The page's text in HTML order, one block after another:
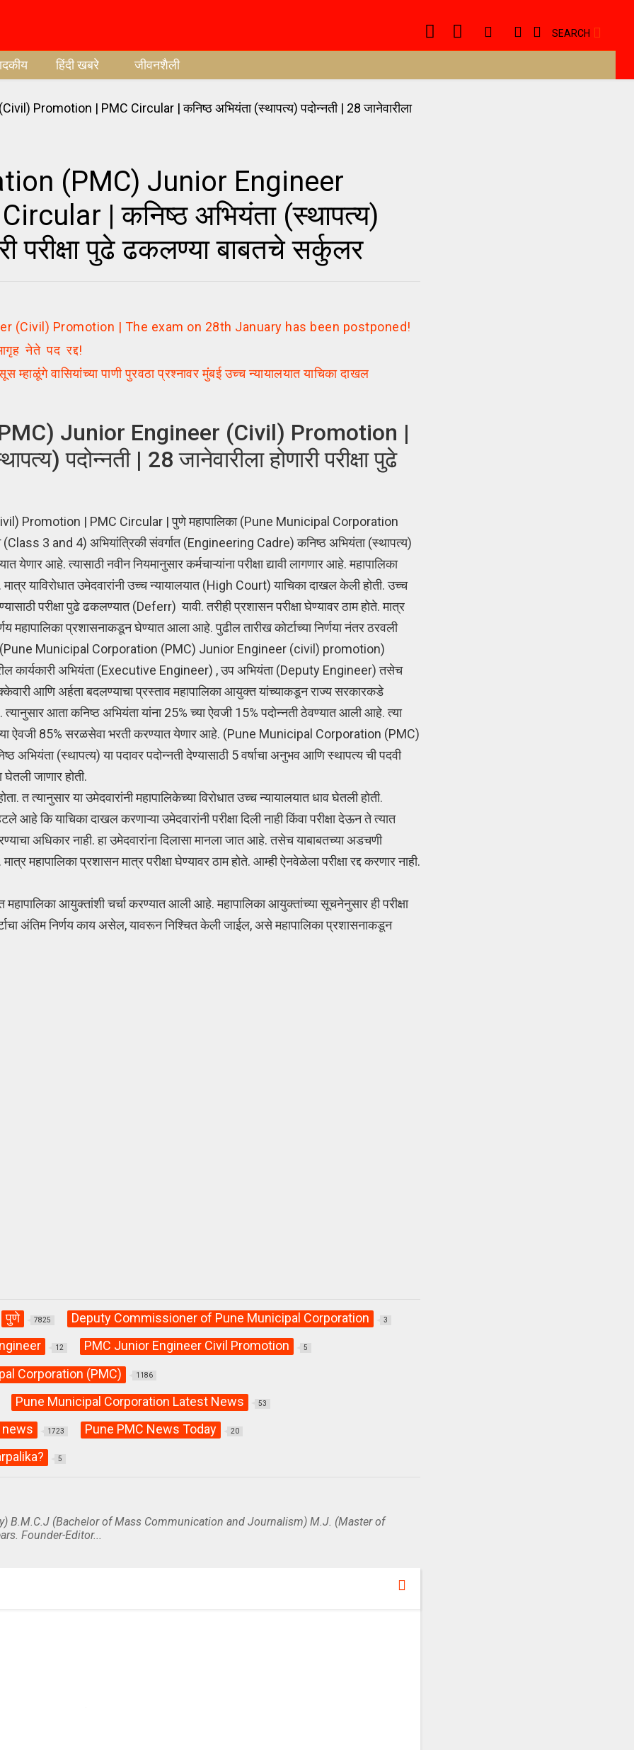
SEARCH
हिंदी खबरे जीवनशैली
(PMC) Junior Engineer
| कनिष्ठ अभियंता (स्थापत्य)
परीक्षा पुढे ढकलण्या बाबतचे सर्कुलर
(Civil) Promotion | The exam on 28th January has been postponed!
नेते पद रद्द!
वासियांच्या पाणी पुरवठा प्रश्नावर मुंबई उच्च न्यायालयात याचिका दाखल
Junior Engineer (Civil) Promotion |
पदोन्नती | 28 जानेवारीला होणारी परीक्षा पुढे
Promotion | PMC Circular | पुणे महापालिका (Pune Municipal Corporation
(Class 3 and 4) अभियांत्रिकी संवर्गात (Engineering Cadre) कनिष्ठ अभियंता (स्थापत्य)
आहे. त्यासाठी नवीन नियमानुसार कर्मचाऱ्यांना परीक्षा द्यावी लागणार आहे. महापालिका
मात्र याविरोधात उमेदवारांनी उच्च न्यायालयात (High Court) याचिका दाखल केली होती. उच्च
परीक्षा पुढे ढकलण्यात (Deferr) यावी. तरीही प्रशासन परीक्षा घेण्यावर ठाम होते. मात्र
महापालिका प्रशासनाकडून घेण्यात आला आहे. पुढील तारीख कोर्टाच्या निर्णया नंतर ठरवली
Municipal Corporation (PMC) Junior Engineer (civil) promotion)
कार्यकारी अभियंता (Executive Engineer) , उप अभियंता (Deputy Engineer) तसेच
आणि अर्हता बदलण्याचा प्रस्ताव महापालिका आयुक्त यांच्याकडून राज्य सरकारकडे
आता कनिष्ठ अभियंता यांना 25% च्या ऐवजी 15% पदोन्नती ठेवण्यात आली आहे. त्या
च्या ऐवजी 85% सरळसेवा भरती करण्यात येणार आहे. (Pune Municipal Corporation (PMC)
अभियंता (स्थापत्य) या पदावर पदोन्नती देण्यासाठी 5 वर्षाचा अनुभव आणि स्थापत्य ची पदवी
जाणार होती.
त त्यानुसार या उमेदवारांनी महापालिकेच्या विरोधात उच्च न्यायालयात धाव घेतली होती.
आहे कि याचिका दाखल करणाऱ्या उमेदवारांनी परीक्षा दिली नाही किंवा परीक्षा देऊन ते त्यात
अधिकार नाही. हा उमेदवारांना दिलासा मानला जात आहे. तसेच याबाबतच्या अडचणी
महापालिका प्रशासन मात्र परीक्षा घेण्यावर ठाम होते. आम्ही ऐनवेळेला परीक्षा रद्द करणार नाही.
आयुक्तांशी चर्चा करण्यात आली आहे. महापालिका आयुक्तांच्या सूचनेनुसार ही परीक्षा
अंतिम निर्णय काय असेल, यावरून निश्चित केली जाईल, असे महापालिका प्रशासनाकडून
पुणे 7825 Deputy Commissioner of Pune Municipal Corporation 3
12 PMC Junior Engineer Civil Promotion 5
Corporation (PMC) 1186
Pune Municipal Corporation Latest News 53
news 1723 Pune PMC News Today 20
5
B.M.C.J (Bachelor of Mass Communication and Journalism) M.J. (Master of
Founder-Editor...